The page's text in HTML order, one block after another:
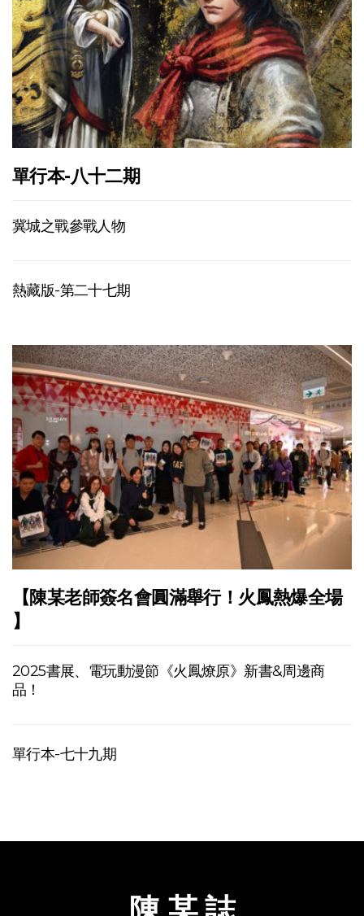
單行本-八十二期
冀城之戰參戰人物
熱藏版-第二十七期
【陳某老師簽名會圓滿舉行！火鳳熱爆全場
】
2025書展、電玩動漫節《火鳳燎原》新書&周邊商
品！
單行本-七十九期